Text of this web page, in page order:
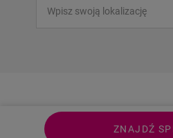
ZNAJDŹ